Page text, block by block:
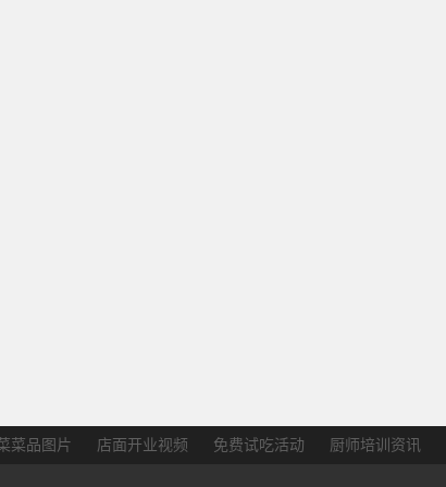
菜品图片 店面开业视频 免费试吃活动 厨师培训资讯